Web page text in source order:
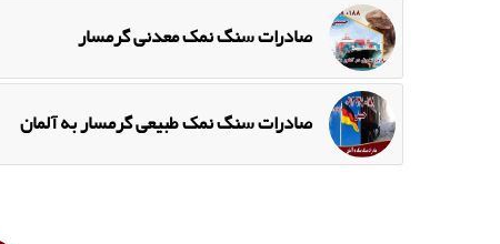
صادرات سنگ نمک معدنی گرمسار
صادرات سنگ نمک طبیعی گرمسار به آلمان